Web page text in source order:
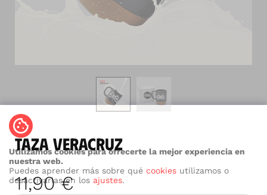
TAZA VERACRUZ
11,90€
Utilizamos cookies para ofrecerte la mejor experiencia en
nuestra web.
Puedes aprender más sobre qué cookies utilizamos o
desactivarlas en los ajustes.